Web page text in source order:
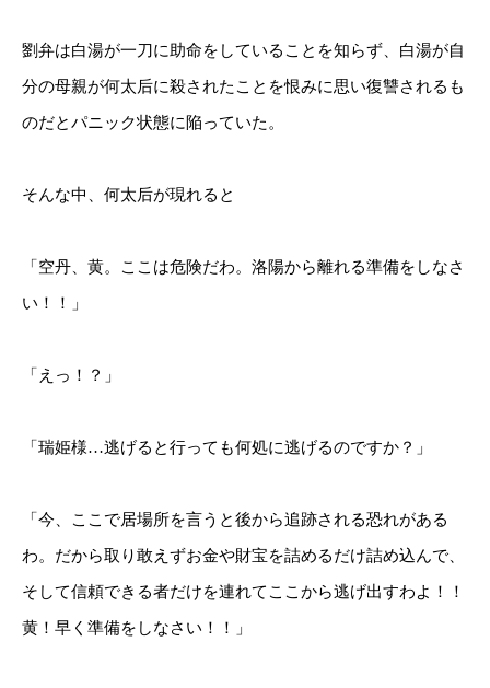
劉弁は白湯が一刀に助命をしていることを知らず、白湯が自
分の母親が何太后に殺されたことを恨みに思い復讐されるも
のだとパニック状態に陥っていた。
そんな中、何太后が現れると
「空丹、黄。ここは危険だわ。洛陽から離れる準備をしなさ
い！！」
「えっ！？」
「瑞姫様…逃げると行っても何処に逃げるのですか？」
「今、ここで居場所を言うと後から追跡される恐れがある
わ。だから取り敢えずお金や財宝を詰めるだけ詰め込んで、
そして信頼できる者だけを連れてここから逃げ出すわよ！！
黄！早く準備をしなさい！！」